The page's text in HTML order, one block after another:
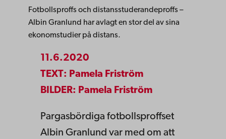
nd?
Fotbollsproffs och distansstuderandeproffs –
Albin Granlund har avlagt en stor del av sina
ekonomstudier på distans.
11.6.2020
TEXT: Pamela Friström
BILDER: Pamela Friström
Pargasbördiga fotbollsproffset
Albin Granlund var med om att